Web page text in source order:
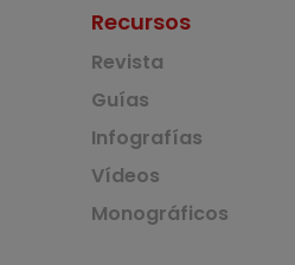
Recursos
Revista
Guías
Infografías
Vídeos
Monográficos